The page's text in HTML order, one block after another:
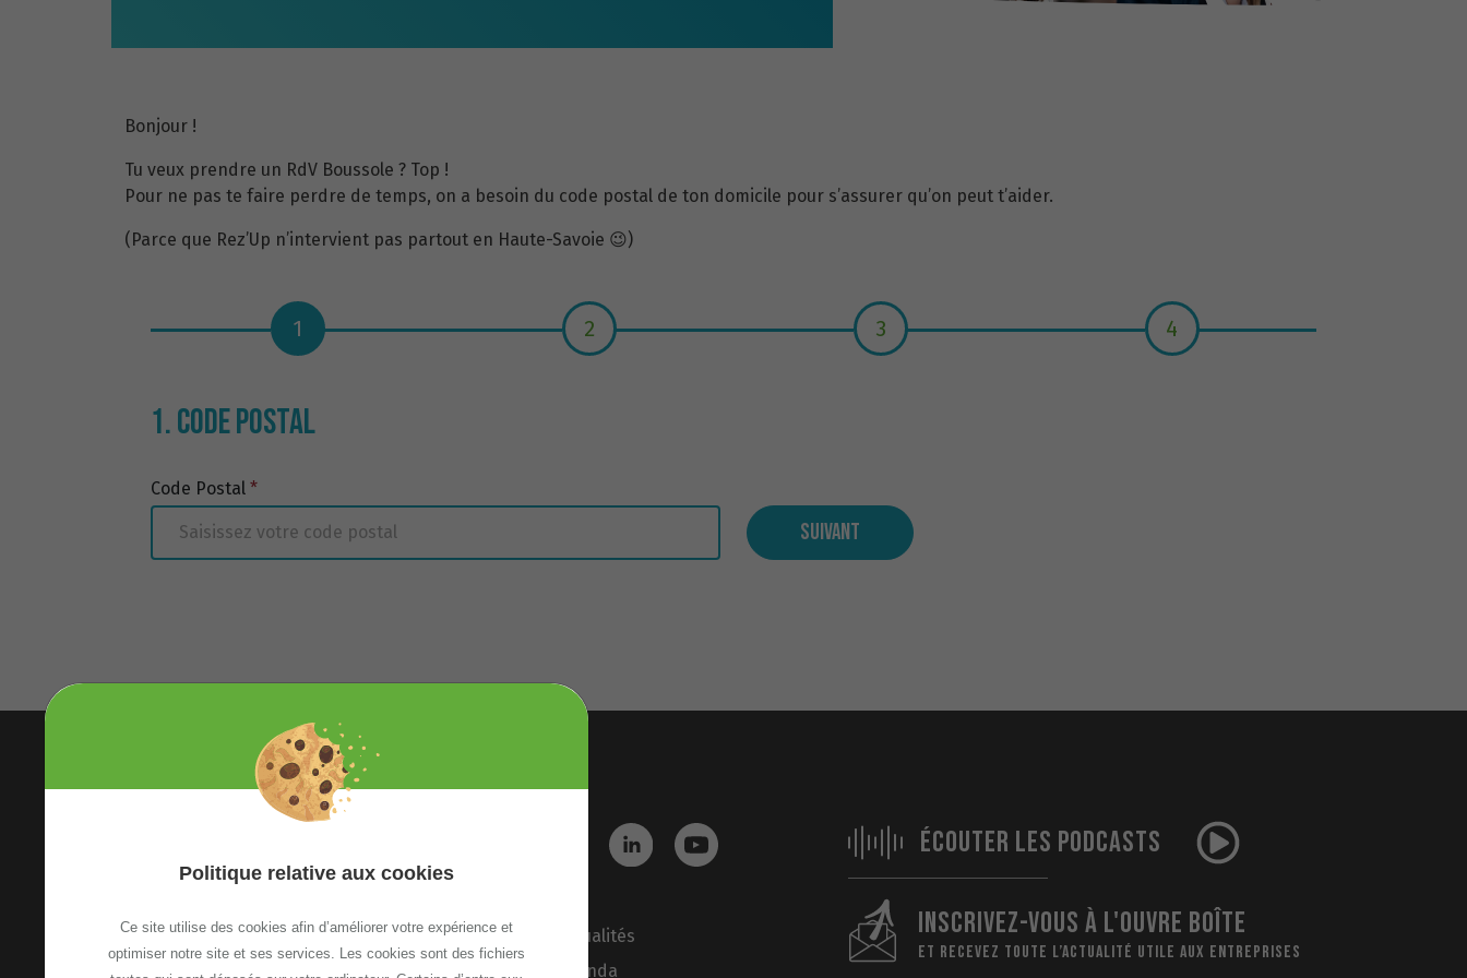
Bonjour !
Tu veux prendre un RdV Boussole ? Top !
Pour ne pas te faire perdre de temps, on a besoin du code postal de ton domicile pour s’assurer qu’on peut t’aider.
(Parce que Rez’Up n’intervient pas partout en Haute-Savoie 😉)
1 2 3 4
1. CODE POSTAL
Code Postal *
Suivant
Etoile Annemasse Genève
13, Avenue Emile Zola
Actualités
Agenda
ÉCOUTER LES PODCASTS
INSCRIVEZ-VOUS À L'OUVRE BOÎTE
ET RECEVEZ TOUTE L’ACTUALITÉ UTILE AUX ENTREPRISES
Politique relative aux cookies
Ce site utilise des cookies afin d’améliorer votre expérience et
optimiser notre site et ses services. Les cookies sont des fichiers